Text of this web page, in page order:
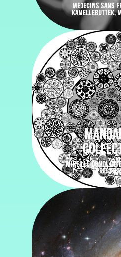
MÉDECINS SANS
KAMELLEBUTTEK,
MIREILLE